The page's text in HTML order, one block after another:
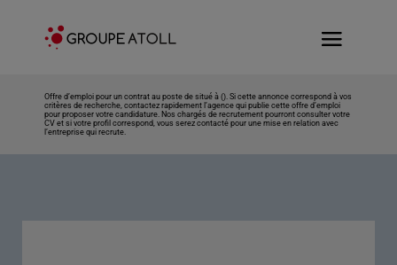
Offre d’emploi pour un contrat au poste de situé à (). Si cette annonce correspond à vos
critères de recherche, contactez rapidement l’agence qui publie cette offre d’emploi
pour proposer votre candidature. Nos chargés de recrutement pourront consulter votre
CV et si votre profil correspond, vous serez contacté pour une mise en relation avec
l’entreprise qui recrute.